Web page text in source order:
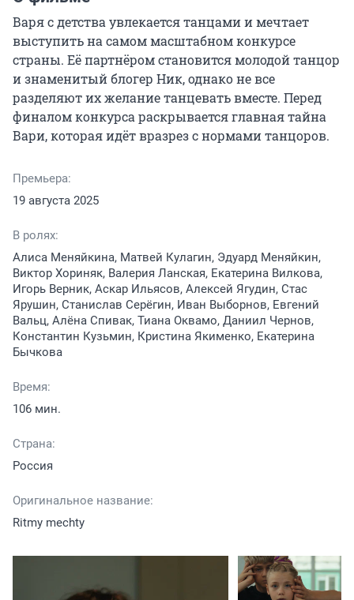
Варя с детства увлекается танцами и мечтает
выступить на самом масштабном конкурсе
страны. Её партнёром становится молодой танцор
и знаменитый блогер Ник, однако не все
разделяют их желание танцевать вместе. Перед
финалом конкурса раскрывается главная тайна
Вари, которая идёт вразрез с нормами танцоров.
Премьера:
19 августа 2025
В ролях:
Алиса Меняйкина, Матвей Кулагин, Эдуард Меняйкин,
Виктор Хориняк, Валерия Ланская, Екатерина Вилкова,
Игорь Верник, Аскар Ильясов, Алексей Ягудин, Стас
Ярушин, Станислав Серёгин, Иван Выборнов, Евгений
Вальц, Алёна Спивак, Тиана Оквамо, Даниил Чернов,
Константин Кузьмин, Кристина Якименко, Екатерина
Бычкова
Время:
106 мин.
Страна:
Россия
Оригинальное название:
Ritmy mechty